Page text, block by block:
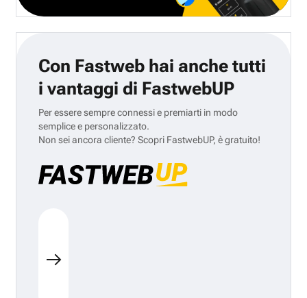
Con Fastweb hai anche tutti
i vantaggi di FastwebUP
Per essere sempre connessi e premiarti in modo
semplice e personalizzato.
Non sei ancora cliente? Scopri FastwebUP, è gratuito!